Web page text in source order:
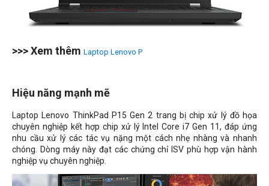
>>> Xem thêm Laptop Lenovo P
Hiệu năng mạnh mẽ
Laptop Lenovo ThinkPad P15 Gen 2 trang bị chip xử lý đồ họa
chuyên nghiệp kết hợp chip xử lý Intel Core i7 Gen 11, đáp ứng
nhu cầu xử lý các tác vụ nặng một cách nhẹ nhàng và nhanh
chóng. Dòng máy này đạt các chứng chỉ ISV phù hợp vận hành
nghiệp vụ chuyên nghiệp.